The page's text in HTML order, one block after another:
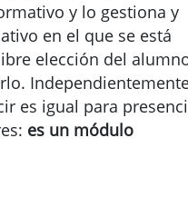
y lo gestiona y
en el que se está
elección del
es igual para
es un módulo